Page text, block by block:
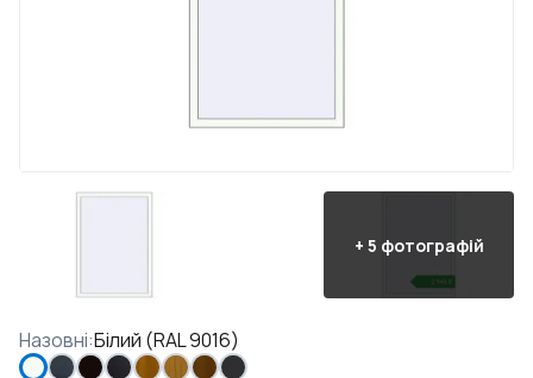
+ 5 фотографій
Назовні:Білий (RAL 9016)